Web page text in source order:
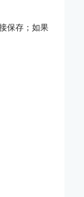
保存；如果